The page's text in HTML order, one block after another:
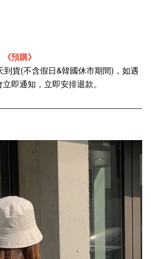
《預購》
貨(不含假日&韓國休市期間)，如遇
即通知，立即安排退款。